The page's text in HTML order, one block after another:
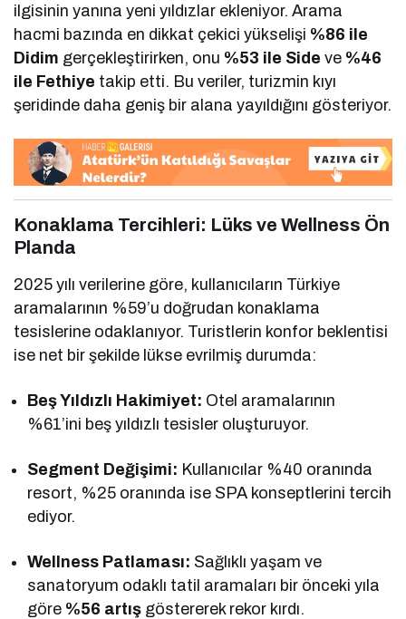
ilgisinin yanına yeni yıldızlar ekleniyor. Arama
hacmi bazında en dikkat çekici yükselişi %86 ile
Didim gerçekleştirirken, onu %53 ile Side ve %46
ile Fethiye takip etti. Bu veriler, turizmin kıyı
şeridinde daha geniş bir alana yayıldığını gösteriyor.
Konaklama Tercihleri: Lüks ve Wellness Ön
Planda
2025 yılı verilerine göre, kullanıcıların Türkiye
aramalarının %59’u doğrudan konaklama
tesislerine odaklanıyor. Turistlerin konfor beklentisi
ise net bir şekilde lükse evrilmiş durumda:
Beş Yıldızlı Hakimiyet: Otel aramalarının
%61’ini beş yıldızlı tesisler oluşturuyor.
Segment Değişimi: Kullanıcılar %40 oranında
resort, %25 oranında ise SPA konseptlerini tercih
ediyor.
Wellness Patlaması: Sağlıklı yaşam ve
sanatoryum odaklı tatil aramaları bir önceki yıla
göre %56 artış göstererek rekor kırdı.